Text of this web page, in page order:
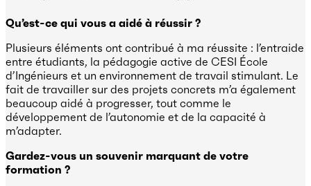
Qu’est-ce qui vous a aidé à réussir ?
Plusieurs éléments ont contribué à ma réussite : l’entraide
entre étudiants, la pédagogie active de CESI École
d’Ingénieurs et un environnement de travail stimulant. Le
fait de travailler sur des projets concrets m’a également
beaucoup aidé à progresser, tout comme le
développement de l’autonomie et de la capacité à
m’adapter.
Gardez-vous un souvenir marquant de votre
formation ?